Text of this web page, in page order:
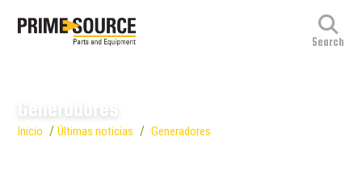
Generadores
Inicio / Últimas noticias / Generadores